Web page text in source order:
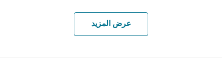
عرض المزيد